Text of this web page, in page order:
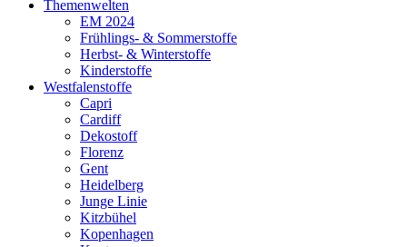
Themenwelten
EM 2024
Frühlings- & Sommerstoffe
Herbst- & Winterstoffe
Kinderstoffe
Westfalenstoffe
Capri
Cardiff
Dekostoff
Florenz
Gent
Heidelberg
Junge Linie
Kitzbühel
Kopenhagen